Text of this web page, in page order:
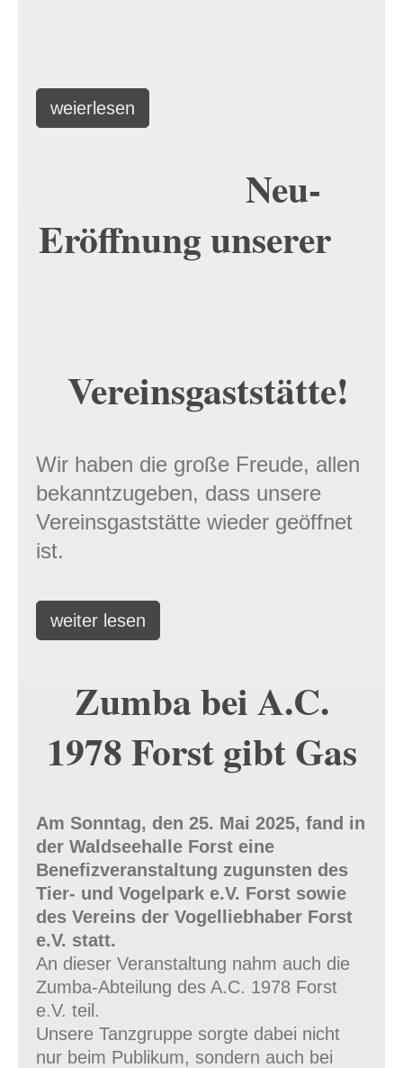
weierlesen
Neu-
Eröffnung unserer
Vereinsgaststätte!
Wir haben die große Freude, allen
bekanntzugeben, dass unsere
Vereinsgaststätte wieder geöffnet
ist.
weiter lesen
Zumba bei A.C.
1978 Forst gibt Gas
Am Sonntag, den 25. Mai 2025, fand in
der Waldseehalle Forst eine
Benefizveranstaltung zugunsten des
Tier- und Vogelpark e.V. Forst sowie
des Vereins der Vogelliebhaber Forst
e.V. statt.
An dieser Veranstaltung nahm auch die
Zumba-Abteilung des A.C. 1978 Forst
e.V. teil.
Unsere Tanzgruppe sorgte dabei nicht
nur beim Publikum, sondern auch bei